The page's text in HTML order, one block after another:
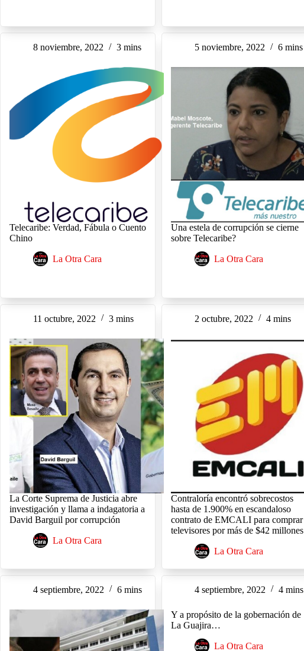
8 noviembre, 2022 3 mins
Telecaribe: Verdad, Fábula o Cuento
Chino
La Otra Cara
5 noviembre, 2022 6 mins
Una estela de corrupción se cierne
sobre Telecaribe?
La Otra Cara
11 octubre, 2022 3 mins
La Corte Suprema de Justicia abre
investigación y llama a indagatoria a
David Barguil por corrupción
La Otra Cara
2 octubre, 2022 4 mins
Contraloría encontró sobrecostos
hasta de 1.900% en escandaloso
contrato de EMCALI para comprar
televisores por más de $42 millones
La Otra Cara
4 septiembre, 2022 6 mins 4 septiembre, 2022 4 mins
Y a propósito de la gobernación de
La Guajira…
La Otra Cara